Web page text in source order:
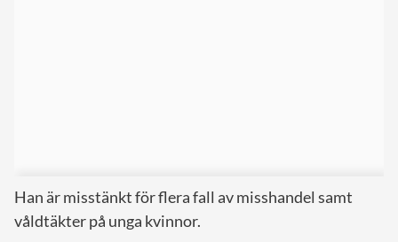
Han är misstänkt för flera fall av misshandel samt
våldtäkter på unga kvinnor.